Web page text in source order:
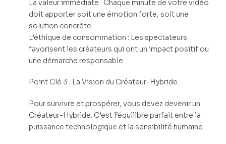
La valeur immédiate : Chaque minute de votre vidéo
doit apporter soit une émotion forte, soit une
solution concrète.
L’éthique de consommation : Les spectateurs
favorisent les créateurs qui ont un impact positif ou
une démarche responsable.
Point Clé 3 : La Vision du Créateur-Hybride
Pour survivre et prospérer, vous devez devenir un
Créateur-Hybride. C’est l’équilibre parfait entre la
puissance technologique et la sensibilité humaine.